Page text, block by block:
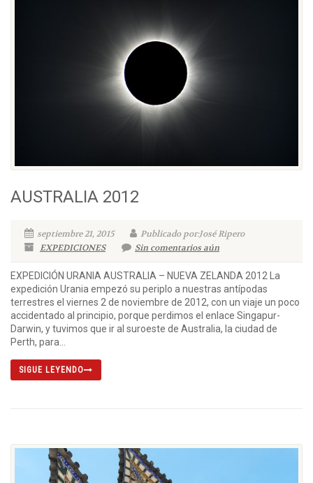
AUSTRALIA 2012
septiembre 21, 2015
Publicado por:José Ripero
EXPEDICIONES
Sin comentarios aún
EXPEDICIÓN URANIA AUSTRALIA – NUEVA ZELANDA 2012 La
expedición Urania empezó su periplo a nuestras antípodas
terrestres el viernes 2 de noviembre de 2012, con un viaje un poco
accidentado al principio, porque perdimos el enlace Singapur-
Darwin, y tuvimos que ir al suroeste de Australia, la ciudad de
Perth, para...
SIGUE LEYENDO